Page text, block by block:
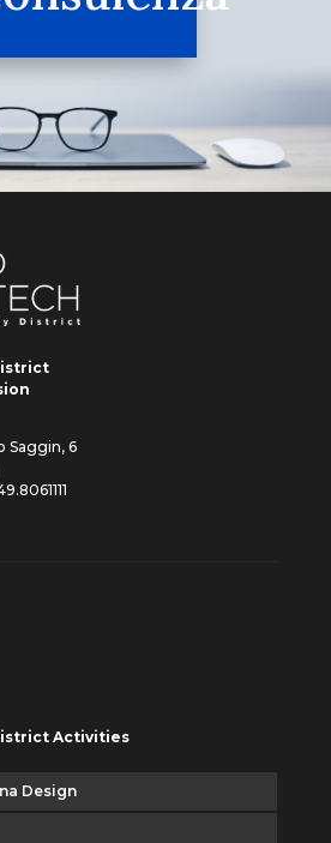
Saggin, 6
Activities
Design